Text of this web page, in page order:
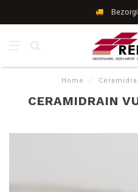
Home /
CERAMIDRAIN